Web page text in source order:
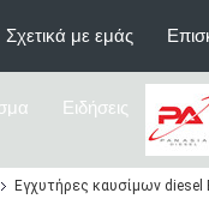
Σχετικά με εμάς
Ειδήσεις
Εγχυτήρες καυσίμων diesel